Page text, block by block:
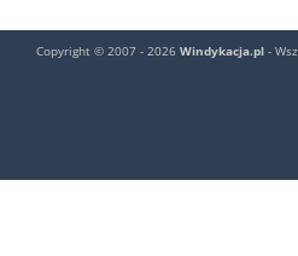
Copyright © 2007 - 2026 Windykacja.pl -